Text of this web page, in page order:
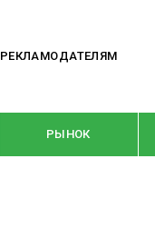
РЕКЛАМОДАТЕЛЯМ
РЫНОК